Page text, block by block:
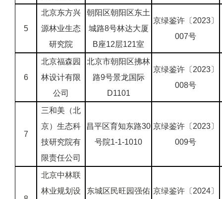
5
北京东方兴
源林业生态
研究院
朝阳区朝阳区东土
城路8号林达大厦
B座12层121室
京绿鉴许〔2023〕
007号
6
北京福森园
林设计有限
公司
北京市朝阳区拂林
路9号景龙国际
D1101
京绿鉴许〔2023〕
008号
7
三和美（北
京）生态科
技研究院有
限责任公司
昌平区育知东路30
号院1-1-1010
京绿鉴许〔2023〕
009号
北京中林联
林业规划设
东城区民旺园强佑 京绿鉴许〔 2024〕